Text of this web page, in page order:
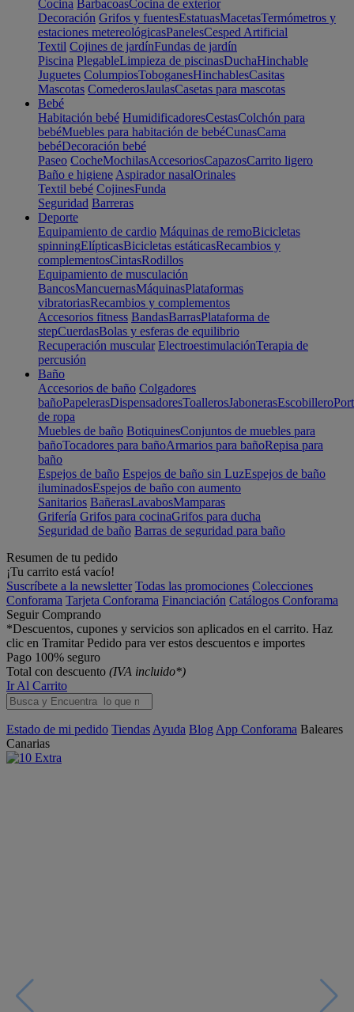
Cocina BarbacoasCocina de exterior
Decoración Grifos y fuentesEstatuasMacetasTermómetros y
estaciones metereológicasPanelesCesped Artificial
Textil Cojines de jardínFundas de jardín
Piscina PlegableLimpieza de piscinasDuchaHinchable
Juguetes ColumpiosToboganesHinchablesCasitas
Mascotas ComederosJaulasCasetas para mascotas
Bebé
Habitación bebé HumidificadoresCestasColchón para
bebéMuebles para habitación de bebéCunasCama
bebéDecoración bebé
Paseo CocheMochilasAccesoriosCapazosCarrito ligero
Baño e higiene Aspirador nasalOrinales
Textil bebé CojinesFunda
Seguridad Barreras
Deporte
Equipamiento de cardio Máquinas de remoBicicletas
spinningElípticasBicicletas estáticasRecambios y
complementosCintasRodillos
Equipamiento de musculación
BancosMancuernasMáquinasPlataformas
vibratoriasRecambios y complementos
Accesorios fitness BandasBarrasPlataforma de
stepCuerdasBolas y esferas de equilibrio
Recuperación muscular ElectroestimulaciónTerapia de
percusión
Baño
Accesorios de baño Colgadores
bañoPapelerasDispensadoresToallerosJabonerasEscobillero
de ropa
Muebles de baño BotiquinesConjuntos de muebles para
bañoTocadores para bañoArmarios para bañoRepisa para
baño
Espejos de baño Espejos de baño sin LuzEspejos de baño
iluminadosEspejos de baño con aumento
Sanitarios BañerasLavabosMamparas
Grifería Grifos para cocinaGrifos para ducha
Seguridad de baño Barras de seguridad para baño
Resumen de tu pedido
¡Tu carrito está vacío!
Suscríbete a la newsletter Todas las promociones Colecciones
Conforama Tarjeta Conforama Financiación Catálogos Conforama
Seguir Comprando
*Descuentos, cupones y servicios son aplicados en el carrito. Haz
clic en Tramitar Pedido para ver estos descuentos e importes
Pago 100% seguro
Total con descuento (IVA incluido*)
Ir Al Carrito
Estado de mi pedido Tiendas Ayuda Blog App Conforama Baleares
Canarias